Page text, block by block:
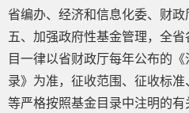
省编办、经济和信息化委、财政
五、加强政府性基金管理，全
目一律以省财政厅每年公布的
录》为准，征收范围、征收标
等严格按照基金目录中注明的